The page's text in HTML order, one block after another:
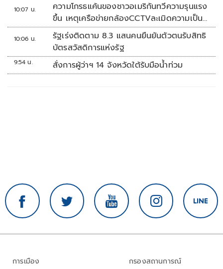
10:07 น.
ความโกรธแค้นของชาวอเมริกันทวีความรุนแรง
ขึ้น เหตุเครือข่ายกล้องCCTVละเมิดความเป็น
ส่วนตัว
10:06 น.
รัฐเร่งติดตาม 8.3 แสนคนยืนยันตัวตนรับสิทธิ
บัตรสวัสดิการแห่งรัฐ
9:54 น. สั่งการผู้ว่าฯ 14 จังหวัดใต้รับมือน้ำท่วม
การเมือง
กรองสถานการณ์